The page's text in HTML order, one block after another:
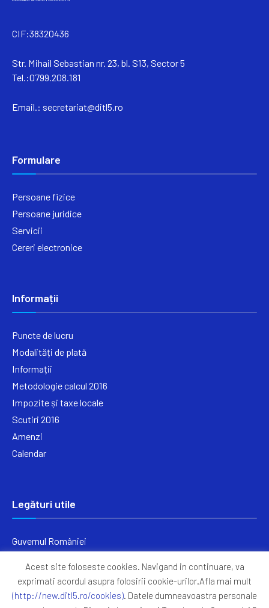
CIF:38320436
Str. Mihail Sebastian nr. 23, bl. S13, Sector 5
Tel.:0799.208.181
Email.: secretariat@ditl5.ro
Formulare
Persoane fizice
Persoane juridice
Servicii
Cereri electronice
Informații
Puncte de lucru
Modalități de plată
Informații
Metodologie calcul 2016
Impozite și taxe locale
Scutiri 2016
Amenzi
Calendar
Legături utile
Guvernul României
Primăria Sectorul 5
Acest site foloseste cookies. Navigand in continuare, va
exprimati acordul asupra folosirii cookie-urilor.Afla mai mult
(http://new.ditl5.ro/cookies). Datele dumneavoastra personale